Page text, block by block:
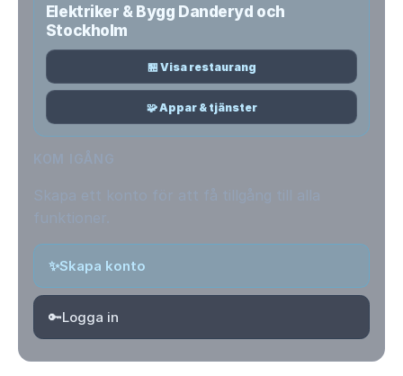
Elektriker & Bygg Danderyd och
Stockholm
🏪 Visa restaurang
🧩 Appar & tjänster
✨Skapa konto
🔑Logga in